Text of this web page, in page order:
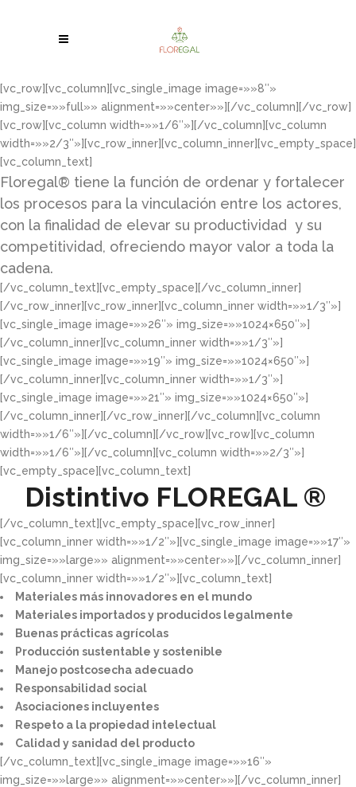
[vc_row][vc_column][vc_single_image image=»»8″»
img_size=»»full»» alignment=»»center»»][/vc_column][/vc_row]
[vc_row][vc_column width=»»1/6″»][/vc_column][vc_column
width=»»2/3″»][vc_row_inner][vc_column_inner][vc_empty_space]
[vc_column_text]
Floregal® tiene la función de ordenar y fortalecer
los procesos para la vinculación entre los actores,
con la finalidad de elevar su productividad y su
competitividad, ofreciendo mayor valor a toda la
cadena.
[/vc_column_text][vc_empty_space][/vc_column_inner]
[/vc_row_inner][vc_row_inner][vc_column_inner width=»»1/3″»]
[vc_single_image image=»»26″» img_size=»»1024×650″»]
[/vc_column_inner][vc_column_inner width=»»1/3″»]
[vc_single_image image=»»19″» img_size=»»1024×650″»]
[/vc_column_inner][vc_column_inner width=»»1/3″»]
[vc_single_image image=»»21″» img_size=»»1024×650″»]
[/vc_column_inner][/vc_row_inner][/vc_column][vc_column
width=»»1/6″»][/vc_column][/vc_row][vc_row][vc_column
width=»»1/6″»][/vc_column][vc_column width=»»2/3″»]
[vc_empty_space][vc_column_text]
Distintivo FLOREGAL ®
[/vc_column_text][vc_empty_space][vc_row_inner]
[vc_column_inner width=»»1/2″»][vc_single_image image=»»17″»
img_size=»»large»» alignment=»»center»»][/vc_column_inner]
[vc_column_inner width=»»1/2″»][vc_column_text]
Materiales más innovadores en el mundo​
Materiales importados y producidos legalmente​
Buenas prácticas agrícolas​
Producción sustentable y sostenible​
Manejo postcosecha adecuado​
Responsabilidad social​
Asociaciones incluyentes​
Respeto a la propiedad intelectual​​
Calidad y sanidad del producto​
[/vc_column_text][vc_single_image image=»»16″»
img_size=»»large»» alignment=»»center»»][/vc_column_inner]